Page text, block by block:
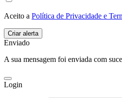
Aceito a Política de Privacidade e
Enviado
A sua mensagem foi enviada com
Login